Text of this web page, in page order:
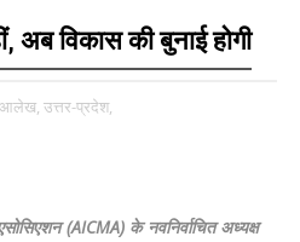
अब विकास की बुनाई होगी
आलेख, उत्तर-प्रदेश,
(AICMA) के नवनिर्वाचित अध्यक्ष